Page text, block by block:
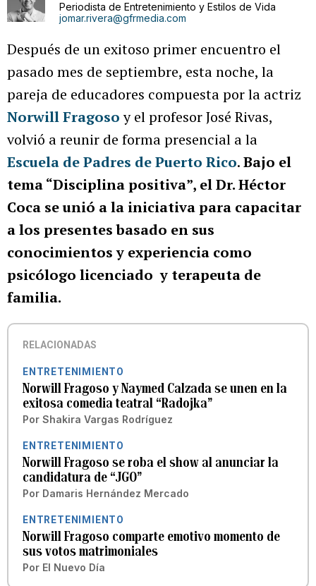
Periodista de Entretenimiento y Estilos de Vida
jomar.rivera@gfrmedia.com
Después de un exitoso primer encuentro el
pasado mes de septiembre, esta noche, la
pareja de educadores compuesta por la actriz
Norwill Fragosoy el profesor José Rivas,
volvió a reunir de forma presencial a la
Escuela de Padres de Puerto Rico.Bajo el
tema “Disciplina positiva”, el Dr. Héctor
Coca se unió a la iniciativa para capacitar
a los presentes basado en sus
conocimientos y experiencia como
psicólogo licenciado ‍ y terapeuta de
familia.
RELACIONADAS
ENTRETENIMIENTO
Norwill Fragoso y Naymed Calzada se unen en la
exitosa comedia teatral “Radojka”
Por Shakira Vargas Rodríguez
ENTRETENIMIENTO
Norwill Fragoso se roba el show al anunciar la
candidatura de “JGO”
Por Damaris Hernández Mercado
ENTRETENIMIENTO
Norwill Fragoso comparte emotivo momento de
sus votos matrimoniales
Por El Nuevo Día